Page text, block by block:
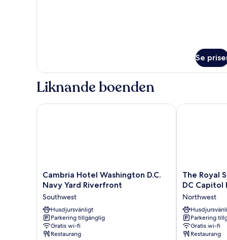
Se
Liknande boenden
Cambria
Hotel
Washington
D.C.
Navy
Yard
Riverfront
Southwest
Cambria Hotel Washington D.C.
Navy Yard Riverfront
Southwest
Husdjursvänligt
Parkering tillgänglig
Gratis wi-fi
Restaurang
Cambria Hotel Washington D.C. Navy Yard Riverfront
The
Royal
Sonesta
Washington
DC
Capitol
Hill
Northwest
The Royal
DC Capitol
Northwest
Parkering
Gratis wi-fi
Restaurang
The Royal